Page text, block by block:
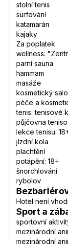
stolní tenis
surfování
katamarán
kajaky
Za poplatek
wellness:
parní sauna
hammam
masáže
kosmetický
péče a
tenis: tenisové
půjčovna
lekce tenisu:
jízdní kola
plachtění
potápění: 18+
šnorchlování
rybolov
Hotel není
Sport a
sportovní
mezinárodní
mezinárodní